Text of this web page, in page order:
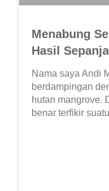
Menabung
Hasil
Nama saya Andi
berdampingan
hutan mangrove.
benar terfikir